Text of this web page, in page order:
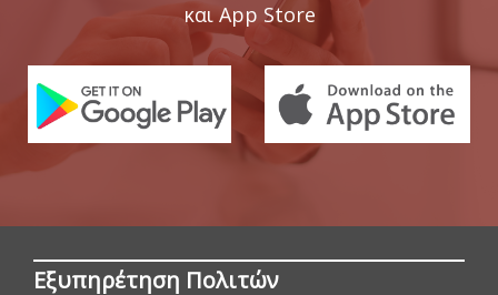
και App Store
Εξυπηρέτηση Πολιτών